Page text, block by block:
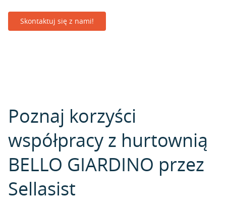
Skontaktuj się z nami!
Poznaj korzyści
współpracy z hurtownią
BELLO GIARDINO przez
Sellasist